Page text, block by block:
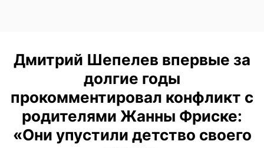
Дмитрий Шепелев впервые за
долгие годы
прокомментировал конфликт с
родителями Жанны Фриске:
«Они упустили детство своего